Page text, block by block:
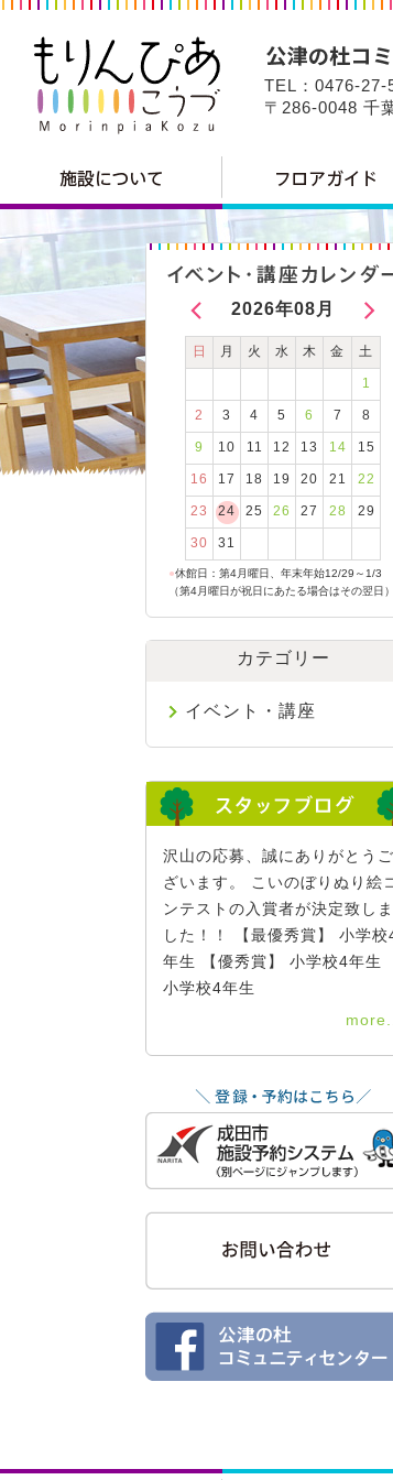
TEL：0476-
〒286-0048 千
2026年08月
日 月 火 水 木 金 土
1
2 3 4 5 6 7 8
9 10 11 12 13 14 15
16 17 18 19 20 21 22
23 24 25 26 27 28 29
30 31
●休館日：第4月曜日、年末年始12/29～1/3
（第4月曜日が祝日にあたる場合はその翌日）
カテゴリー
イベント・講座
沢山の応募、誠にありがとうご
ざいます。 こいのぼりぬり絵
ンテストの入賞者が決定致しま
した！！ 【最優秀賞】 小学校
年生 【優秀賞】 小学校4年生
小学校4年生
more...